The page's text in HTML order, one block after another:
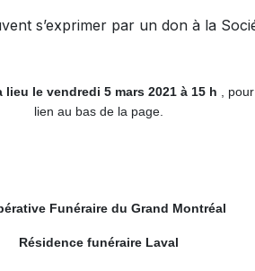
s’exprimer par un don à la
le vendredi 5 mars 2021 à 15 h
,
lien au bas de la page.
Funéraire du Grand Montréal
Résidence funéraire Laval